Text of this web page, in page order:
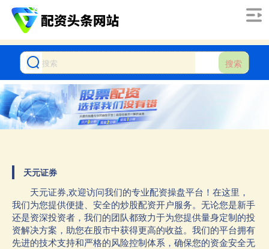
搜索
天元证券
天元证券,欢迎访问我们的专业配资操盘平台！在这里，
我们为您提供便捷、安全的炒股配资开户服务。无论您是新手
还是资深投资者，我们的团队都致力于为您提供量身定制的投
资解决方案，助您在股市中获得更高的收益。我们的平台拥有
先进的技术支持和严格的风险控制体系，确保您的资金安全无